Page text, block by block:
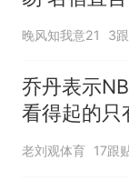
晚风知我意21 3
乔丹表示
看得起的只
老刘观体育 17跟